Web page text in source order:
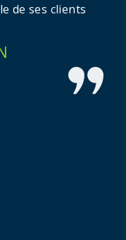
de ses clients